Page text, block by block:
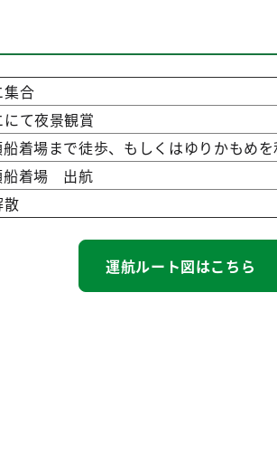
集合
て夜景観賞
着場まで徒歩、もしくはゆりかもめ
船着場 出航
散
運航ルート図はこちら